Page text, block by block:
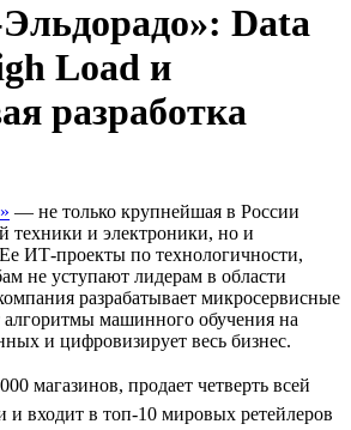
Data
Load и
разработка
— не только крупнейшая в России
техники и электроники, но и
ИТ-проекты по технологичности,
не уступают лидерам в области
разрабатывает микросервисные
машинного обучения на
и цифровизирует весь бизнес.
магазинов, продает четверть всей
и входит в топ-10 мировых ретейлеров